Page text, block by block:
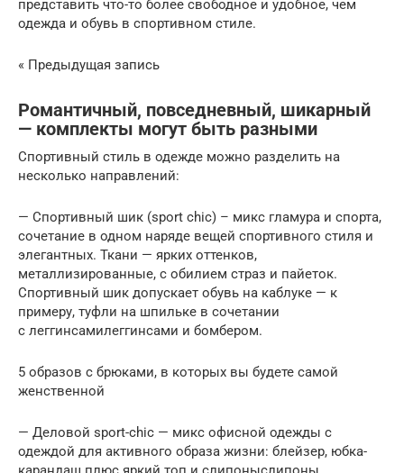
представить что-то более свободное и удобное, чем
одежда и обувь в спортивном стиле.
« Предыдущая запись
Романтичный, повседневный, шикарный
— комплекты могут быть разными
Спортивный стиль в одежде можно разделить на
несколько направлений:
— Спортивный шик (sport chic) – микс гламура и спорта,
сочетание в одном наряде вещей спортивного стиля и
элегантных. Ткани — ярких оттенков,
металлизированные, с обилием страз и пайеток.
Спортивный шик допускает обувь на каблуке — к
примеру, туфли на шпильке в сочетании
с леггинсамилеггинсами и бомбером.
5 образов с брюками, в которых вы будете самой
женственной
— Деловой sport-chic — микс офисной одежды с
одеждой для активного образа жизни: блейзер, юбка-